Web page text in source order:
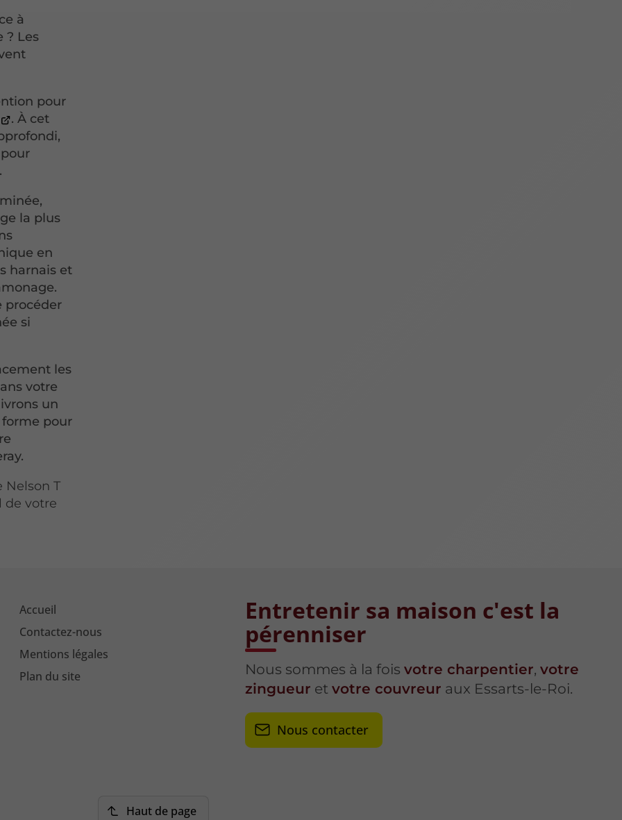
à
? Les
pour
. À cet
la plus
en
harnais et
procéder
si
les
votre
un
pour
Nelson T
de votre
Accueil
Contactez-nous
Mentions légales
Plan du site
Entretenir sa maison c'est la
pérenniser
Nous sommes à la foisvotre charpentier,votre
zingueur etvotre couvreur aux Essarts-le-Roi.
Nous contacter
Haut de page